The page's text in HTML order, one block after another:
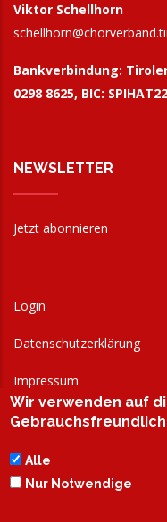
Viktor Schellhorn
schellhorn@
Bankverbindung:
0298 8625, BIC:
NEWSLETTER
Jetzt abonnieren
Login
Datenschutzerklärung
Impressum
AGB
Wir verwenden auf
Alle
Nur Notwendige